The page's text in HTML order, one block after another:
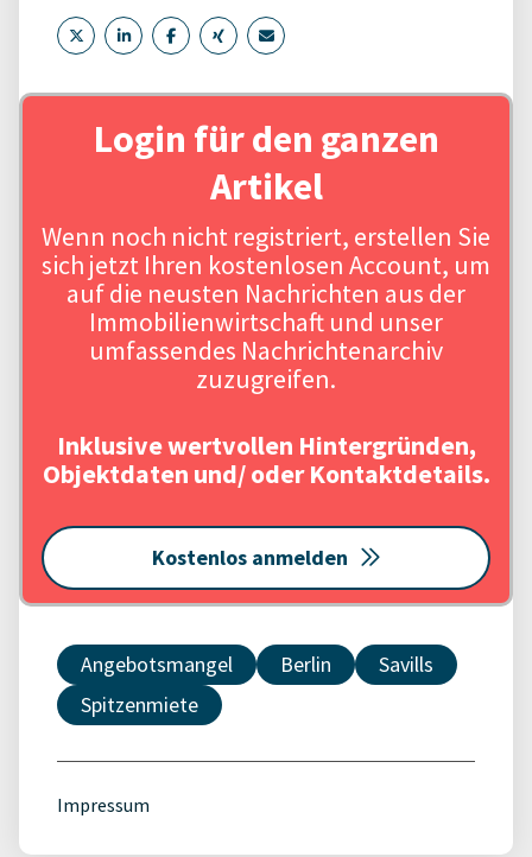
Login für den ganzen
Artikel
Wenn noch nicht registriert, erstellen Sie
sich jetzt Ihren kostenlosen Account, um
auf die neusten Nachrichten aus der
Immobilienwirtschaft und unser
umfassendes Nachrichtenarchiv
zuzugreifen.
Inklusive wertvollen Hintergründen,
Objektdaten und/ oder Kontaktdetails.
Kostenlos anmelden
Angebotsmangel Berlin
Savills
Spitzenmiete
Impressum